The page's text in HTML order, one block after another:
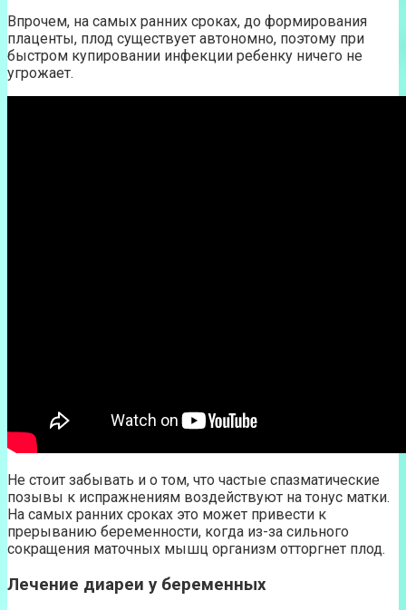
Впрочем, на самых ранних сроках, до формирования
плаценты, плод существует автономно, поэтому при
быстром купировании инфекции ребенку ничего не
угрожает.
Не стоит забывать и о том, что частые спазматические
позывы к испражнениям воздействуют на тонус матки.
На самых ранних сроках это может привести к
прерыванию беременности, когда из-за сильного
сокращения маточных мышц организм отторгнет плод.
Лечение диареи у беременных